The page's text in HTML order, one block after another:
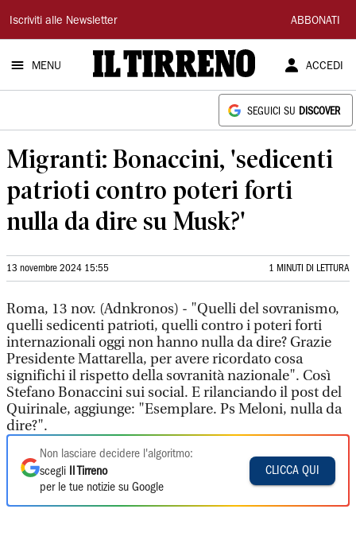
Il
Tirreno
Iscriviti alle Newsletter ABBONATI
MENU ACCEDI
SEGUICI SU DISCOVER
Migranti: Bonaccini, 'sedicenti
patrioti contro poteri forti
nulla da dire su Musk?'
13 novembre 2024 15:55 1 MINUTI DI LETTURA
Roma, 13 nov. (Adnkronos) - "Quelli del sovranismo,
quelli sedicenti patrioti, quelli contro i poteri forti
internazionali oggi non hanno nulla da dire? Grazie
Presidente Mattarella, per avere ricordato cosa
significhi il rispetto della sovranità nazionale". Così
Stefano Bonaccini sui social. E rilanciando il post del
Quirinale, aggiunge: "Esemplare. Ps Meloni, nulla da
dire?".
Non lasciare decidere l'algoritmo:
scegli
Il Tirreno
per le tue notizie su Google
CLICCA QUI